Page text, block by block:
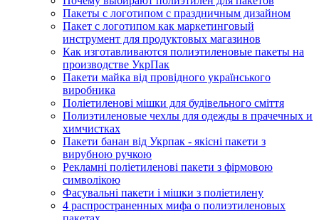
Пакеты с логотипом с праздничным дизайном
Пакет с логотипом как маркетинговый
инструмент для продуктовых магазинов
Как изготавливаются полиэтиленовые пакеты на
производстве УкрПак
Пакети майка від провідного українського
виробника
Поліетиленові мішки для будівельного сміття
Полиэтиленовые чехлы для одежды в прачечных и
химчистках
Пакети банан від Укрпак - якісні пакети з
вирубною ручкою
Рекламні поліетиленові пакети з фірмовою
символікою
Фасувальні пакети і мішки з поліетилену
4 распространенных мифа о полиэтиленовых